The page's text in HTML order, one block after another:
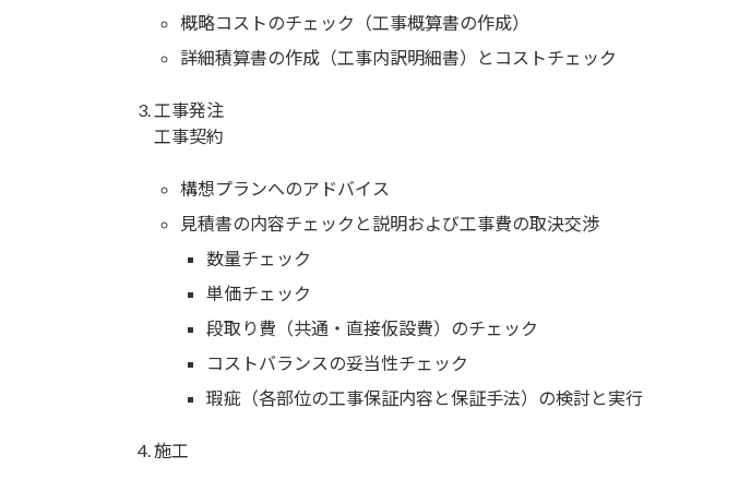
概略コストのチェック（工事概算書の作成）
詳細積算書の作成（工事内訳明細書）とコストチェック
工事発注
工事契約
構想プランへのアドバイス
見積書の内容チェックと説明および工事費の取決交渉
数量チェック
単価チェック
段取り費（共通・直接仮設費）のチェック
コストバランスの妥当性チェック
瑕疵（各部位の工事保証内容と保証手法）の検討と実行
施工